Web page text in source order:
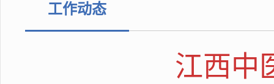
工作动态
江西中